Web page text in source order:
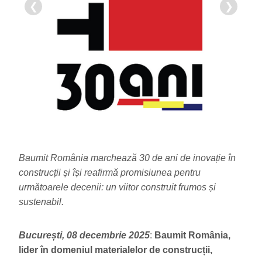
❮ ❯
Baumit România marchează 30 de ani de inovație în
construcții și își reafirmă promisiunea pentru
următoarele decenii: un viitor construit frumos și
sustenabil.
București, 08 decembrie 2025: Baumit România,
lider în domeniul materialelor de construcții,